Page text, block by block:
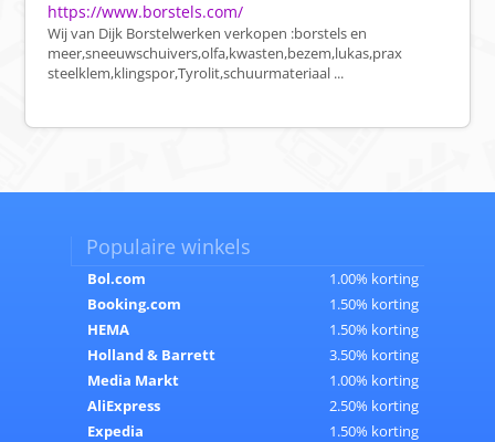
https://www.borstels.com/
Wij van Dijk Borstelwerken verkopen :borstels en
meer,sneeuwschuivers,olfa,kwasten,bezem,lukas,prax
steelklem,klingspor,Tyrolit,schuurmateriaal ...
Populaire winkels
Bol.com
1.00% korting
Booking.com
1.50% korting
HEMA
1.50% korting
Holland & Barrett
3.50% korting
Media Markt
1.00% korting
AliExpress
2.50% korting
Expedia
1.50% korting